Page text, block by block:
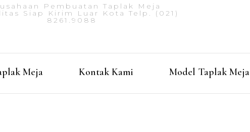
Pembuatan Taplak Meja
Siap Kirim Luar Kota Telp. (021)
8261.9088
Meja Kontak Kami Model Taplak Meja